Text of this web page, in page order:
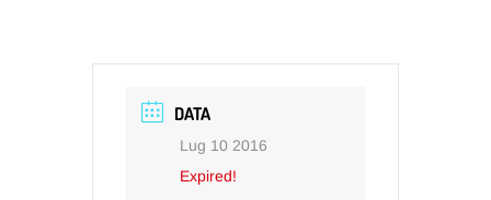
DATA
Lug 10 2016
Expired!